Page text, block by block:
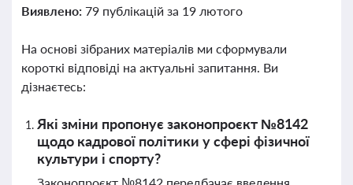
Виявлено: 79 публікацій за 19 лютого
На основі зібраних матеріалів ми сформували
короткі відповіді на актуальні запитання. Ви
дізнаєтесь:
Які зміни пропонує законопроєкт №8142
щодо кадрової політики у сфері фізичної
культури і спорту?